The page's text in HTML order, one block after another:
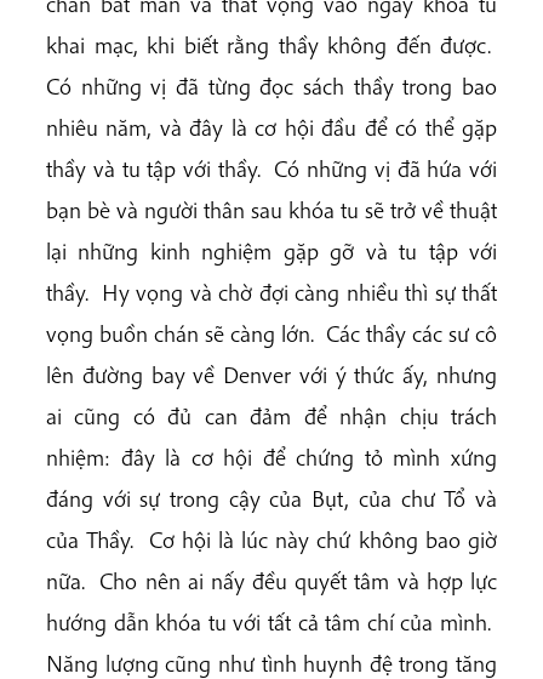
khai mạc, khi biết rằng thầy không đến được.
Có những vị đã từng đọc sách thầy trong bao
nhiêu năm, và đây là cơ hội đầu để có thể gặp
thầy và tu tập với thầy. Có những vị đã hứa với
bạn bè và người thân sau khóa tu sẽ trở về thuật
lại những kinh nghiệm gặp gỡ và tu tập với
thầy. Hy vọng và chờ đợi càng nhiều thì sự thất
vọng buồn chán sẽ càng lớn. Các thầy các sư cô
lên đường bay về Denver với ý thức ấy, nhưng
ai cũng có đủ can đảm để nhận chịu trách
nhiệm: đây là cơ hội để chứng tỏ mình xứng
đáng với sự trong cậy của Bụt, của chư Tổ và
của Thầy. Cơ hội là lúc này chứ không bao giờ
nữa. Cho nên ai nấy đều quyết tâm và hợp lực
hướng dẫn khóa tu với tất cả tâm chí của mình.
Năng lượng cũng như tình huynh đệ trong tăng